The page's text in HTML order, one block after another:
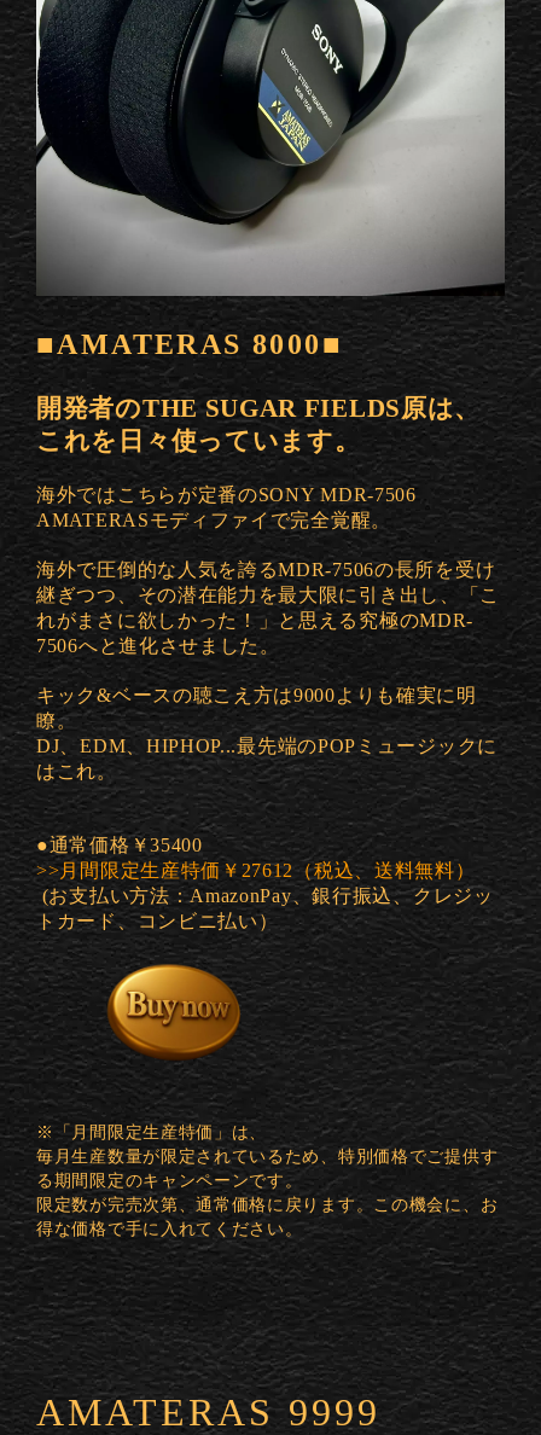
■AMATERAS 8000■
開発者のTHE SUGAR FIELDS原は、
これを日々使っています。
海外ではこちらが定番のSONY MDR-7506
AMATERASモディファイで完全覚醒。
海外で圧倒的な人気を誇るMDR-7506の長所を受け
継ぎつつ、その潜在能力を最大限に引き出し、「こ
れがまさに欲しかった！」と思える究極のMDR-
7506へと進化させました。
キック&ベースの聴こえ方は9000よりも確実に明
瞭。
DJ、EDM、HIPHOP...最先端のPOPミュージックに
はこれ。
●通常価格￥35400
>>月間限定生産特価￥27612（税込、送料無料）
(お支払い方法：AmazonPay、銀行振込、クレジッ
トカード、コンビニ払い）
※「月間限定生産特価」は、
毎月生産数量が限定されているため、特別価格でご提供す
る期間限定のキャンペーンです。
限定数が完売次第、通常価格に戻ります。この機会に、お
得な価格で手に入れてください。
AMATERAS 9999